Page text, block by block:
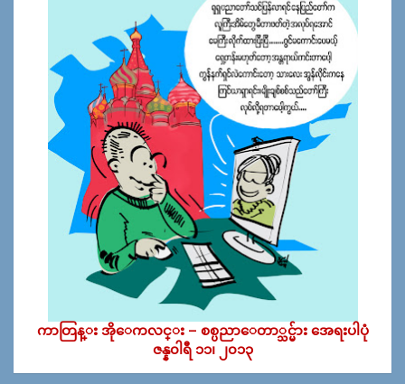
ကာတြန္း အိုေကလင္း – စစ္ပညာေတာ္သင္မ်ား အေရးပါပုံ
ဇန္န၀ါရီ ၁၁၊ ၂၀၁၃